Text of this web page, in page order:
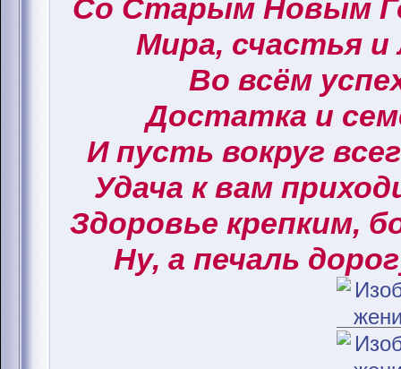
Со Старым Новым
Мира, счастья
Во всём
Достатка и
И пусть вокруг
Удача к вам
Здоровье крепким,
Ну, а печаль